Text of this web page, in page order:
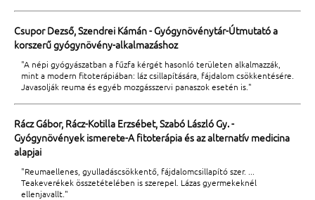
Csupor Dezső, Szendrei Kámán - Gyógynövénytár-Útmutató a
korszerű gyógynövény-alkalmazáshoz
"A népi gyógyászatban a fűzfa kérgét hasonló területen alkalmazzák,
mint a modern fitoterápiában: láz csillapítására, fájdalom csökkentésére.
Javasolják reuma és egyéb mozgásszervi panaszok esetén is."
Rácz Gábor, Rácz-Kotilla Erzsébet, Szabó László Gy. -
Gyógynövények ismerete-A fitoterápia és az alternatív medicina
alapjai
"Reumaellenes, gyulladáscsökkentő, fájdalomcsillapító szer. ...
Teakeverékek összetételében is szerepel. Lázas gyermekeknél
ellenjavallt."